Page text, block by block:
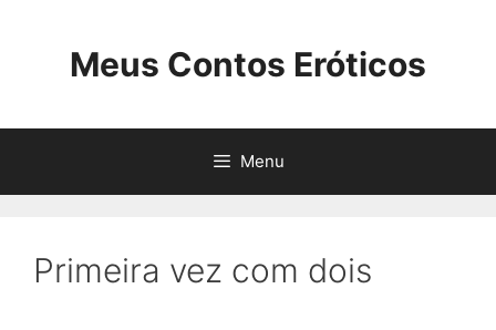
Meus Contos Eróticos
Menu
Primeira vez com dois